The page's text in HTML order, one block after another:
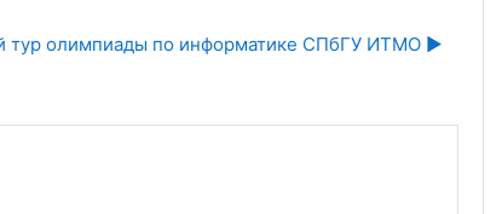
тур олимпиады по информатике СПбГУ ИТМО ▶︎